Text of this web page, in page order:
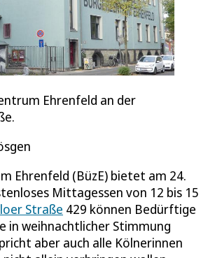
Ehrenfeld an der
Ehrenfeld (BüzE) bietet am 24.
Mittagessen von 12 bis 15
Straße 429 können Bedürftige
in weihnachtlicher Stimmung
aber auch alle Kölnerinnen